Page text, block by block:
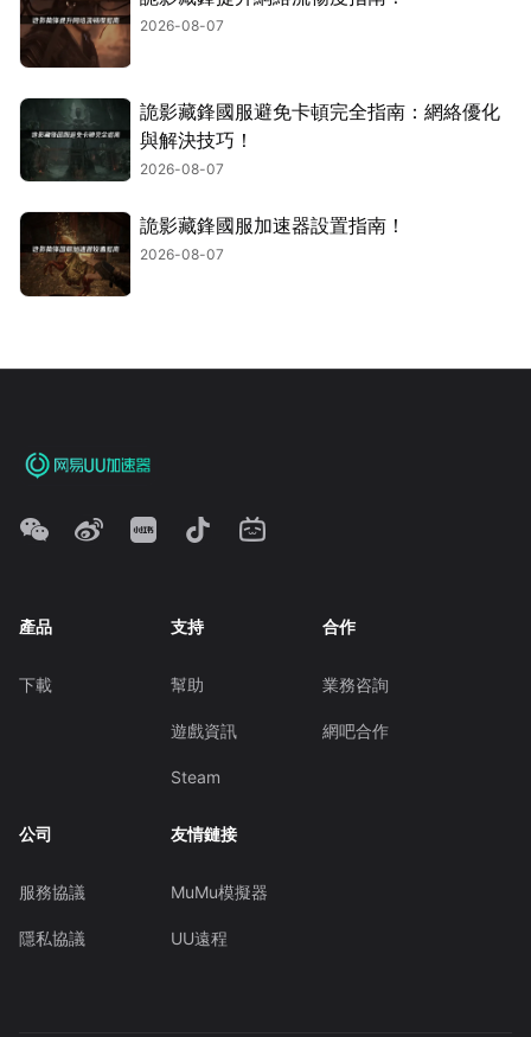
2026-08-07
詭影藏鋒國服避免卡頓完全指南：網絡優化
與解決技巧！
2026-08-07
詭影藏鋒國服加速器設置指南！
2026-08-07
產品
下載
支持
幫助
遊戲資訊
Steam
合作
業務咨詢
網吧合作
公司
服務協議
隱私協議
友情鏈接
MuMu模擬器
UU遠程